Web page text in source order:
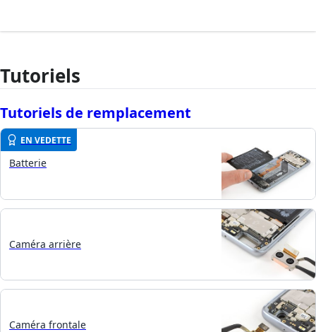
Tutoriels
Tutoriels de remplacement
EN VEDETTE
Batterie
Caméra arrière
Caméra frontale